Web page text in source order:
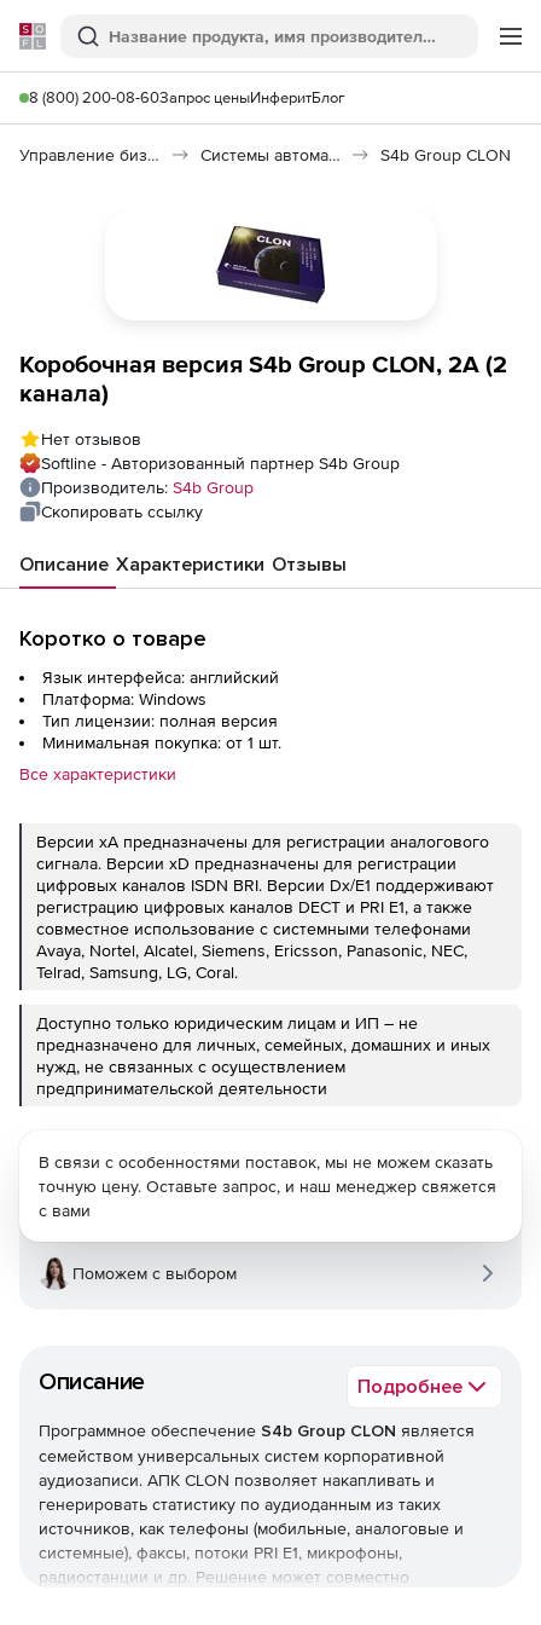
Softline
Поиск
8 (800) 200-08-60Запрос ценыИнферитБлог
Управление бизнесом, CRM/ERP Системы автоматизации S4b Group CLON
Коробочная версия S4b Group CLON, 2A (2
канала)
Нет отзывов
Softline - Авторизованный партнер S4b Group
Производитель: S4b Group
Скопировать ссылку
Описание Характеристики Отзывы
Коротко о товаре
Язык интерфейса: английский
Платформа: Windows
Тип лицензии: полная версия
Минимальная покупка: от 1 шт.
Все характеристики
Версии xA предназначены для регистрации аналогового
сигнала. Версии xD предназначены для регистрации
цифровых каналов ISDN BRI. Версии Dx/E1 поддерживают
регистрацию цифровых каналов DECT и PRI E1, а также
совместное использование с системными телефонами
Avaya, Nortel, Alcatel, Siemens, Ericsson, Panasonic, NEC,
Telrad, Samsung, LG, Coral.
Доступно только юридическим лицам и ИП – не
предназначено для личных, семейных, домашних и иных
нужд, не связанных с осуществлением
предпринимательской деятельности
Описание Подробнее
Программное обеспечение S4b Group CLON является
семейством универсальных систем корпоративной
аудиозаписи. АПК CLON позволяет накапливать и
генерировать статистику по аудиоданным из таких
источников, как телефоны (мобильные, аналоговые и
системные), факсы, потоки PRI E1, микрофоны,
радиостанции и др. Решение может совместно
В связи с особенностями поставок, мы не можем сказать
точную цену. Оставьте запрос, и наш менеджер свяжется
с вами
Поможем с выбором